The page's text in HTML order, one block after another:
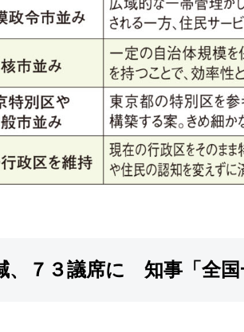
、７３議席に 知事「全国